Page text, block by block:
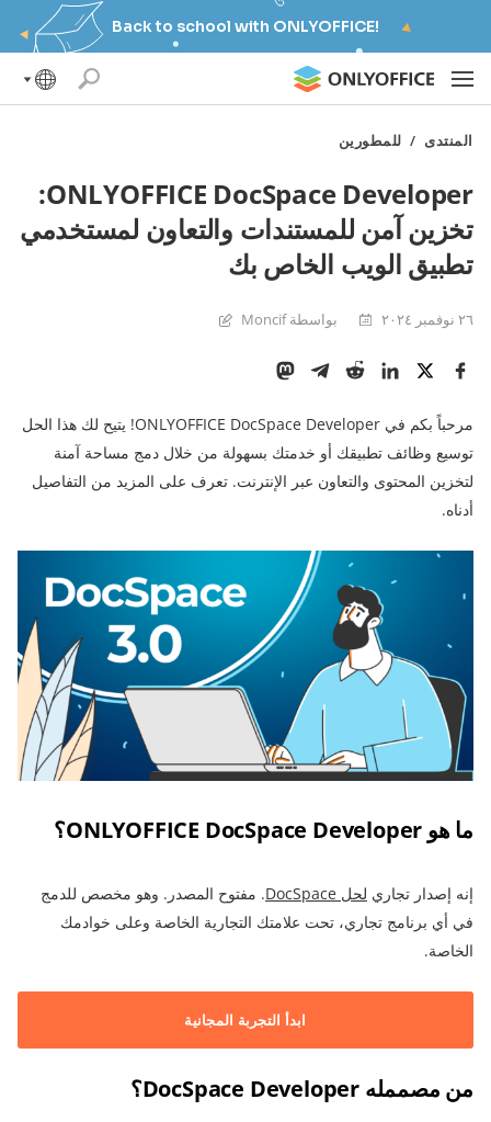
Back to school with ONLYOFFICE!
المنتدى / للمطورين
ONLYOFFICE DocSpace Developer:
تخزين آمن للمستندات والتعاون لمستخدمي
تطبيق الويب الخاص بك
٢٦ نوفمبر ٢٠٢٤ بواسطة Moncif
مرحباً بكم في ONLYOFFICE DocSpace Developer! يتيح لك هذا الحل
توسيع وظائف تطبيقك أو خدمتك بسهولة من خلال دمج مساحة آمنة
لتخزين المحتوى والتعاون عبر الإنترنت. تعرف على المزيد من التفاصيل
أدناه.
ما هو ONLYOFFICE DocSpace Developer؟
إنه إصدار تجاري لحل DocSpace
. مفتوح المصدر. وهو مخصص للدمج
في أي برنامج تجاري، تحت علامتك التجارية الخاصة وعلى خوادمك
الخاصة.
ابدأ التجربة المجانية
من مصممله DocSpace Developer؟